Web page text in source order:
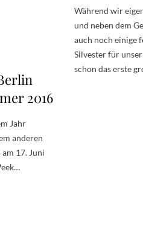
2016
Jahr
anderen
17. Juni
Während wir
und neben dem
auch noch einige
Silvester für
schon das erste